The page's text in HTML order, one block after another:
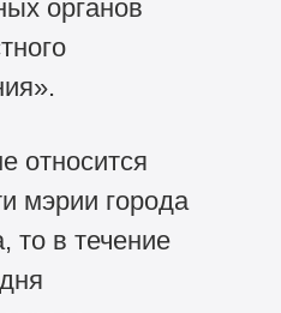
органов
относится
мэрии города
то в течение